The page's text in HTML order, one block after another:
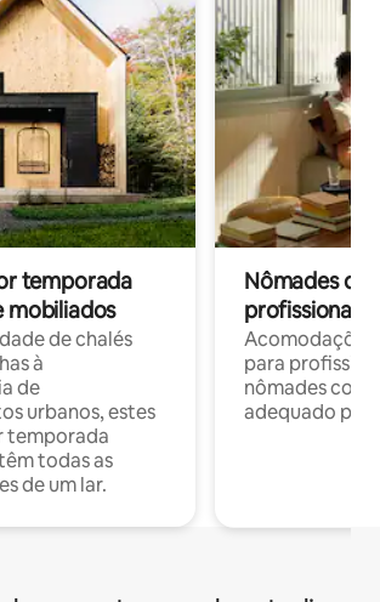
temporada
de chalés
à
de
urbanos, estes
temporada
todas as
de um lar.
Nômades
profissionais
para
nômades com
adequado